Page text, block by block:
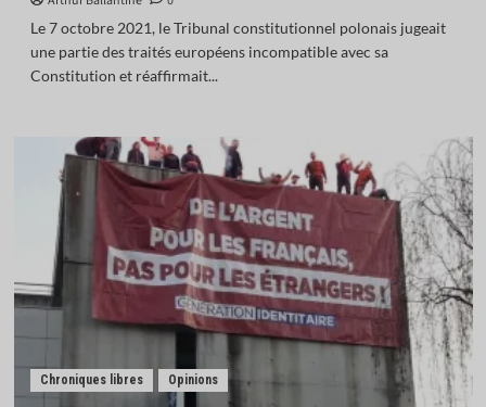
Le 7 octobre 2021, le Tribunal constitutionnel polonais jugeait
une partie des traités européens incompatible avec sa
Constitution et réaffirmait...
Chroniques libres Opinions